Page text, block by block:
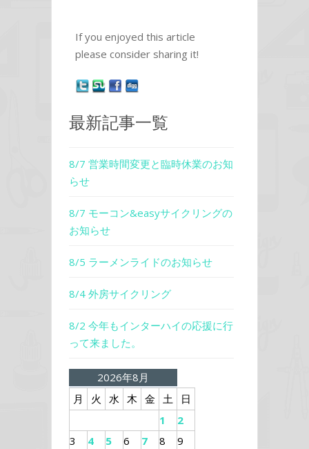
If you enjoyed this article
please consider sharing it!
最新記事一覧
8/7 営業時間変更と臨時休業のお知
らせ
8/7 モーコン&easyサイクリングの
お知らせ
8/5 ラーメンライドのお知らせ
8/4 外房サイクリング
8/2 今年もインターハイの応援に行
って来ました。
2026年8月
月
火 水 木 金 土
日
1
2
3
4 5 6 7 8
9